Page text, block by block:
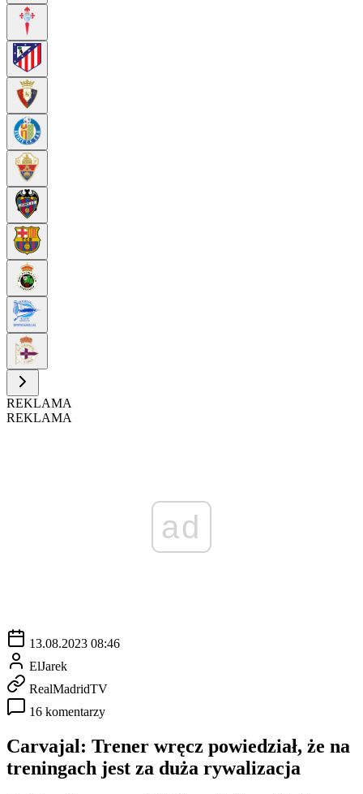
REKLAMA
REKLAMA
ad
13.08.2023 08:46
ElJarek
RealMadridTV
16 komentarzy
Carvajal: Trener wręcz powiedział, że na
treningach jest za duża rywalizacja